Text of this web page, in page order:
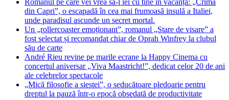
Romanul pe care vei vrea să-l iei cu tine în vacanță: „Crima
din Capri”, o escapadă în cea mai frumoasă insulă a Italiei,
unde paradisul ascunde un secret mortal.
Un „rollercoaster emoționant”, romanul „Stare de visare” a
fost selectat și recomandat chiar de Oprah Winfrey la clubul
său de carte
André Rieu revine pe marile ecrane la Happy Cinema cu
concertul aniversar „Viva Maastricht!”, dedicat celor 20 de ani
ale celebrelor spectacole
„Mică filosofie a siestei”, o seducătoare pledoarie pentru
dreptul la pauză într-o epocă obsedată de productivitate